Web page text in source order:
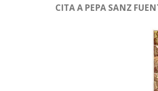
CITA A PEPA SANZ